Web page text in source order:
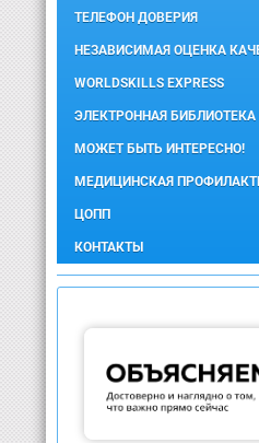
ТЕЛЕФОН ДОВЕРИЯ
НЕЗАВИСИМАЯ ОЦЕНКА
WORLDSKILLS EXPRESS
ЭЛЕКТРОННАЯ БИБЛИОТЕКА
МОЖЕТ БЫТЬ ИНТЕРЕСНО!
МЕДИЦИНСКАЯ
ЦОПП
КОНТАКТЫ